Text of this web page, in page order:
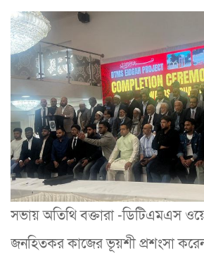
সভায় অতিথি বক্তারা -ডিটিএমএস
জনহিতকর কাজের ভূয়শী প্রশংসা